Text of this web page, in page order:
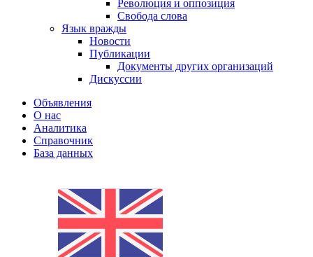
Революция и оппозиция
Свобода слова
Язык вражды
Новости
Публикации
Документы других организаций
Дискуссии
Объявления
О нас
Аналитика
Справочник
База данных